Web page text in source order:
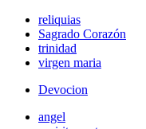
reliquias
Sagrado Corazón
trinidad
virgen maria
Devocion
angel